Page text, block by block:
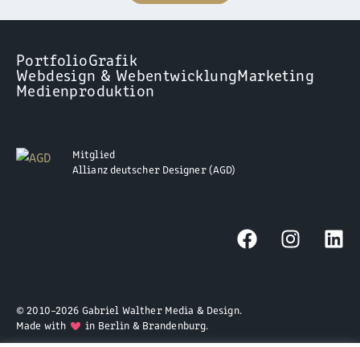
PortfolioGrafik
Webdesign & WebentwicklungMarketing
Medienproduktion
Mitglied
Allianz deutscher Designer (AGD)
© 2010–2026 Gabriel Walther Media & Design.
Made with
in Berlin & Brandenburg.